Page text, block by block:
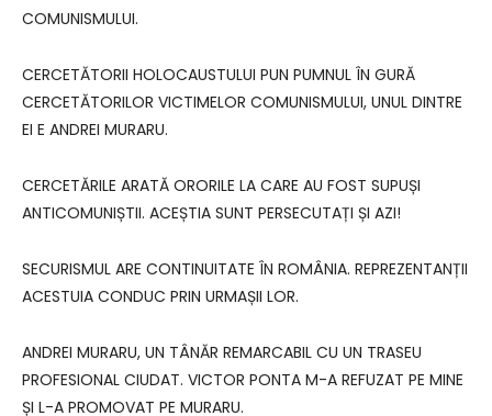
COMUNISMULUI.
CERCETĂTORII HOLOCAUSTULUI PUN PUMNUL ÎN GURĂ
CERCETĂTORILOR VICTIMELOR COMUNISMULUI, UNUL DINTRE
EI E ANDREI MURARU.
CERCETĂRILE ARATĂ ORORILE LA CARE AU FOST SUPUȘI
ANTICOMUNIȘTII. ACEȘTIA SUNT PERSECUTAȚI ȘI AZI!
SECURISMUL ARE CONTINUITATE ÎN ROMÂNIA. REPREZENTANȚII
ACESTUIA CONDUC PRIN URMAȘII LOR.
ANDREI MURARU, UN TÂNĂR REMARCABIL CU UN TRASEU
PROFESIONAL CIUDAT. VICTOR PONTA M-A REFUZAT PE MINE
ȘI L-A PROMOVAT PE MURARU.